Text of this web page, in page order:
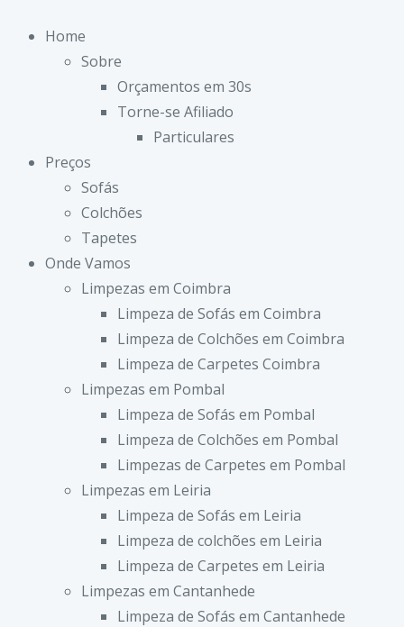
Home
Sobre
Orçamentos em 30s
Torne-se Afiliado
Particulares
Preços
Sofás
Colchões
Tapetes
Onde Vamos
Limpezas em Coimbra
Limpeza de Sofás em Coimbra
Limpeza de Colchões em Coimbra
Limpeza de Carpetes Coimbra
Limpezas em Pombal
Limpeza de Sofás em Pombal
Limpeza de Colchões em Pombal
Limpezas de Carpetes em Pombal
Limpezas em Leiria
Limpeza de Sofás em Leiria
Limpeza de colchões em Leiria
Limpeza de Carpetes em Leiria
Limpezas em Cantanhede
Limpeza de Sofás em Cantanhede